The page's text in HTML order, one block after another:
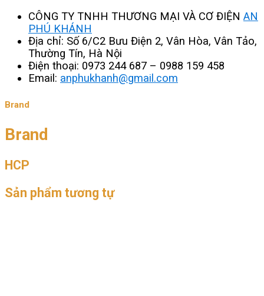
CÔNG TY TNHH THƯƠNG MẠI VÀ CƠ ĐIỆN AN
PHÚ KHÁNH
Địa chỉ: Số 6/C2 Bưu Điện 2, Vân Hòa, Vân Tảo,
Thường Tín, Hà Nội
Điện thoại: 0973 244 687 – 0988 159 458
Email: anphukhanh@gmail.com
Brand
Brand
HCP
Sản phẩm tương tự